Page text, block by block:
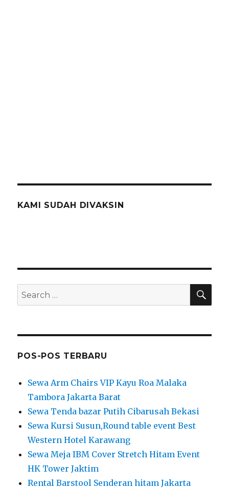
Search
for:
Tambora Jakarta Barat
Sewa Tenda bazar Putih Cibarusah Bekasi
Western Hotel Karawang
Rental Barstool Senderan hitam Jakarta
KOMENTAR TERBARU
Sewa Tenda Kerucut Atau Tenda Sarnafil
Putih Jakpus